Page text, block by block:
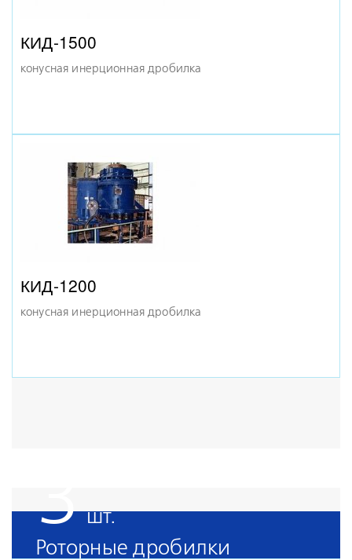
КСД-1200 ГР
КИД-1500
конусная инерционная дробилка
КИД-1200
конусная инерционная дробилка
Роторные дробилки
3